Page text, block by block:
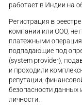
работает в Индии на
Регистрация в
компании или ООО, не
платежными
подпадающие под
(system provider),
и проходили
репутации,
безопасности
личности.